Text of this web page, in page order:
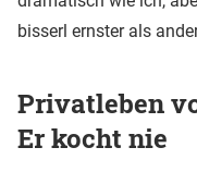
bisserl ernster als
Privatleben
Er kocht nie